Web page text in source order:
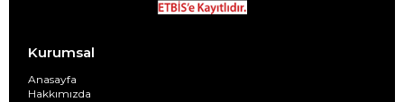
Kurumsal
Anasayfa
Hakkımızda